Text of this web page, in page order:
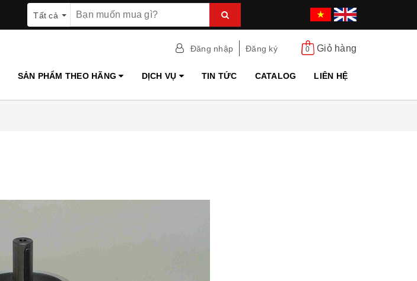
Tất cả
Đăng nhập Đăng ký 0 Giỏ hàng
SẢN PHẨM THEO HÃNG DỊCH VỤ TIN TỨC CATALOG LIÊN HỆ